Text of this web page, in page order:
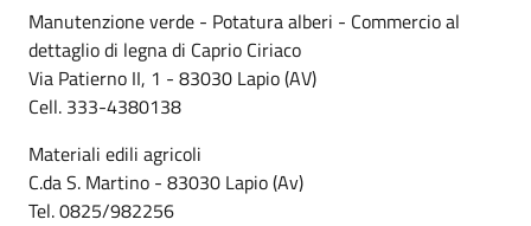
Manutenzione verde - Potatura alberi - Commercio al
dettaglio di legna di Caprio Ciriaco
Via Patierno II, 1 - 83030 Lapio (AV)
Cell. 333-4380138
Materiali edili agricoli
C.da S. Martino - 83030 Lapio (Av)
Tel. 0825/982256